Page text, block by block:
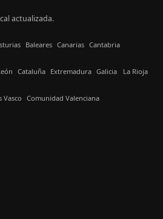
actualizada.
Baleares Canarias Cantabria
Cataluña Extremadura Galicia La Rioja
Vasco Comunidad Valenciana